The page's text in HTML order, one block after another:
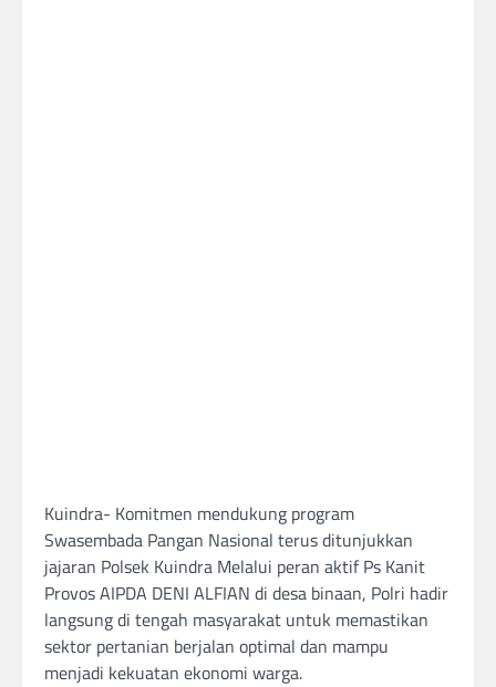
Kuindra- Komitmen mendukung program
Swasembada Pangan Nasional terus ditunjukkan
jajaran Polsek Kuindra Melalui peran aktif Ps Kanit
Provos AIPDA DENI ALFIAN di desa binaan, Polri hadir
langsung di tengah masyarakat untuk memastikan
sektor pertanian berjalan optimal dan mampu
menjadi kekuatan ekonomi warga.